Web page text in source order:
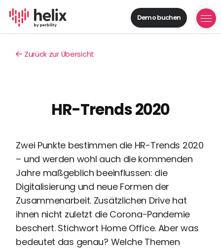
Demo buchen
Helix Module
gewinnen
Feedback
geben
Prozesse
digitalisieren
Lösungen
Recruiting
High
Zurück zur Übersicht
HR-Trends 2020
Zwei Punkte bestimmen die HR-Trends 2020
– und werden wohl auch die kommenden
Jahre maßgeblich beeinflussen: die
Digitalisierung und neue Formen der
Zusammenarbeit. Zusätzlichen Drive hat
ihnen nicht zuletzt die Corona-Pandemie
beschert. Stichwort Home Office. Aber was
bedeutet das genau? Welche Themen